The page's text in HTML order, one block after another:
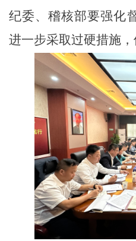
纪委、稽核部要强化
进一步采取过硬措施